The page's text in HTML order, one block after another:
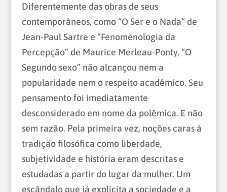
Diferentemente das obras de seus
contemporâneos, como “O Ser e o Nada” de
Jean-Paul Sartre e “Fenomenologia da
Percepção” de Maurice Merleau-Ponty, “O
Segundo sexo” não alcançou nem a
popularidade nem o respeito acadêmico. Seu
pensamento foi imediatamente
desconsiderado em nome da polêmica. E não
sem razão. Pela primeira vez, noções caras à
tradição filosófica como liberdade,
subjetividade e história eram descritas e
estudadas a partir do lugar da mulher. Um
escândalo que já explicita a sociedade e a